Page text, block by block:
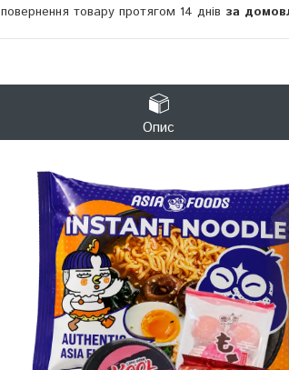
повернення товару протягом 14 днів за
Опис